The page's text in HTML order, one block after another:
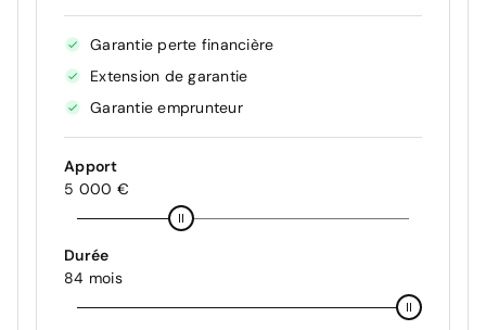
Garantie perte financière
Extension de garantie
Garantie emprunteur
Apport
5 000 €
Durée
84 mois